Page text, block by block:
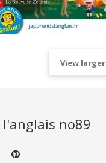
View larger
l'anglais no89